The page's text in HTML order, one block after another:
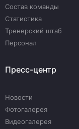
Состав команды
Статистика
Тренерский штаб
Персонал
Пресс-центр
Новости
Фотогалерея
Видеогалерея